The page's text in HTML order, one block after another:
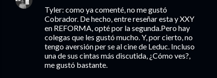
Tyler: como ya comenté, no me gustó
Cobrador. De hecho, entre reseñar esta y XXY
en REFORMA, opté por la segunda.Pero hay
colegas que les gustó mucho. Y, por cierto, no
tengo aversión per se al cine de Leduc. Incluso
una de sus cintas más discutida, ¿Cómo ves?,
me gustó bastante.